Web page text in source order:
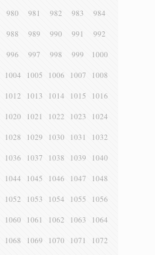
980 981 982 983
984
988 989 990 991
992
996 997 998 999
1000
1004 1005 1006 1007
1008
1012 1013 1014 1015
1016
1020 1021 1022 1023
1024
1028 1029 1030 1031
1032
1036 1037 1038 1039
1040
1044 1045 1046 1047
1048
1052 1053 1054 1055
1056
1060 1061 1062 1063
1064
1068 1069 1070 1071
1072